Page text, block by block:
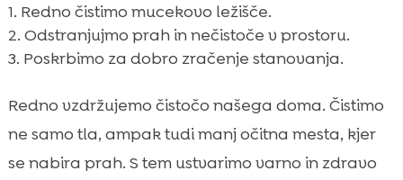
Redno čistimo mucekovo ležišče.
Odstranjujmo prah in nečistoče v prostoru.
Poskrbimo za dobro zračenje stanovanja.
Redno vzdržujemo čistočo našega doma. Čistimo
ne samo tla, ampak tudi manj očitna mesta, kjer
se nabira prah. S tem ustvarimo varno in zdravo